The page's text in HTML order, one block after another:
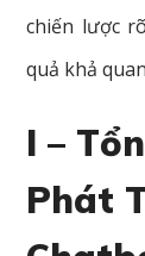
chiến lược
quả khả
I –
Phát